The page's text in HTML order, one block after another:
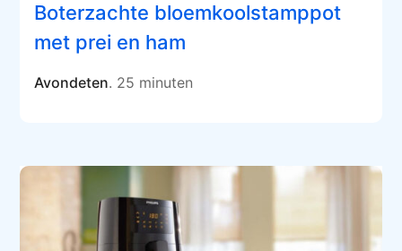
Boterzachte bloemkoolstamppot
met prei en ham
Avondeten. 25 minuten